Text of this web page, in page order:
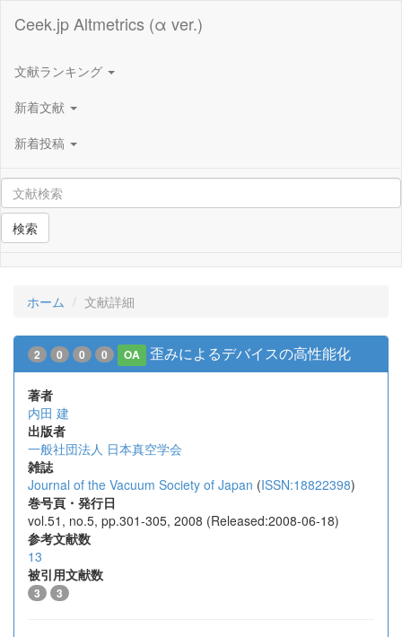
Ceek.jp Altmetrics (α ver.)
文献ランキング
新着文献
新着投稿
検索
ホーム 文献詳細
2 0 0 0 OA 歪みによるデバイスの高性能化
著者
内田 建
出版者
一般社団法人 日本真空学会
雑誌
Journal of the Vacuum Society of Japan (ISSN:18822398)
巻号頁・発行日
vol.51, no.5, pp.301-305, 2008 (Released:2008-06-18)
参考文献数
13
被引用文献数
3 3